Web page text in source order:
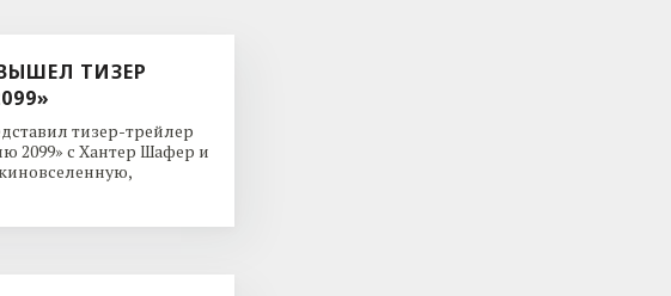
ТИЗЕР
тизер-трейлер
2099» с Хантер Шафер и